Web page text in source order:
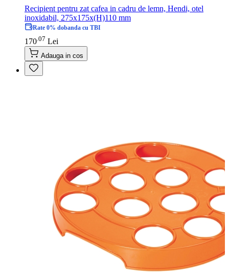
Recipient pentru zat cafea in cadru de lemn, Hendi, otel
inoxidabil, 275x175x(H)110 mm
Rate 0% dobanda cu TBI
170 07 Lei
Adauga in cos